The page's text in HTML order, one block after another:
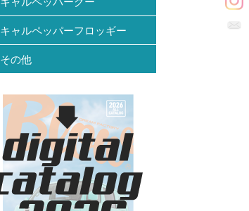
キャルペッパーフロッギー
その他